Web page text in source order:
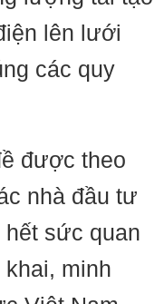
lên lưới
các quy
được theo
nhà đầu tư
sức quan
minh